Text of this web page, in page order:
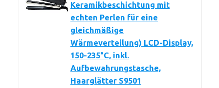
Keramikbeschichtung mit
echten Perlen für eine
gleichmäßige
Wärmeverteilung) LCD-Display,
150-235°C, inkl.
Aufbewahrungstasche,
Haarglätter S9501